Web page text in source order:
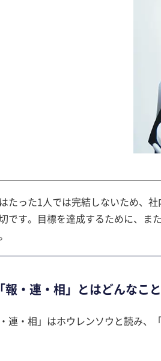
たった1人では完結しないため、
です。目標を達成するために、ま
「報・連・相」とはどんなこ
・連・相」はホウレンソウと読み、